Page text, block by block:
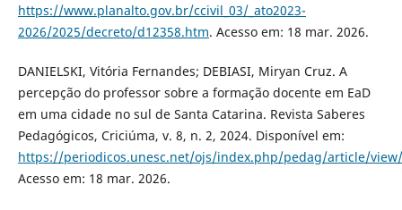
https://www.planalto.gov.br/ccivil_03/_ato2023-
2026/2025/decreto/d12358.htm. Acesso em: 18 mar. 2026.
DANIELSKI, Vitória Fernandes; DEBIASI, Miryan Cruz. A
percepção do professor sobre a formação docente em EaD
em uma cidade no sul de Santa Catarina. Revista Saberes
Pedagógicos, Criciúma, v. 8, n. 2, 2024. Disponível em:
https://periodicos.unesc.net/ojs/index.php/pedag/article/
Acesso em: 18 mar. 2026.